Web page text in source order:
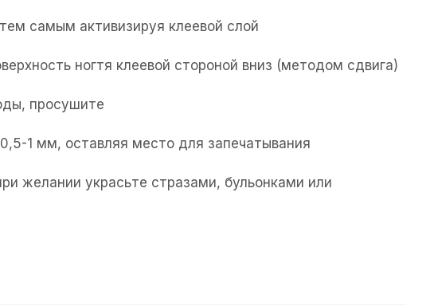
самым активизируя клеевой слой
ногтя клеевой стороной вниз (методом сдвига)
просушите
1 мм, оставляя место для запечатывания
желании украсьте стразами, бульонками или